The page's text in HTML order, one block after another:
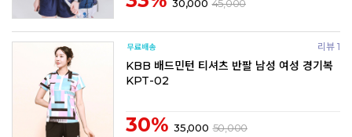
30,000 45,000
리뷰 1
KBB 배드민턴 티셔츠 반팔 남성 여성 경기복
KPT-02
30% 35,000 50,000